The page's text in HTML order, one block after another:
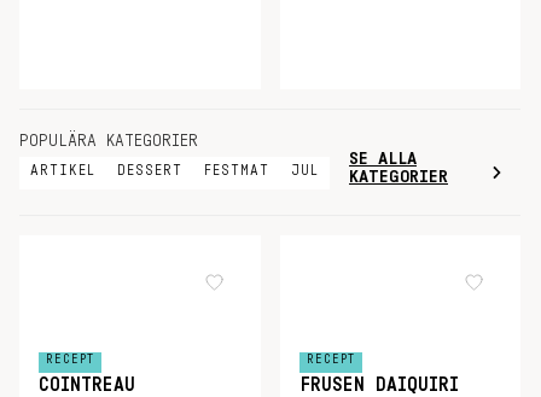
POPULÄRA KATEGORIER
ARTIKEL DESSERT FESTMAT JUL
SE ALLA
KATEGORIER
RECEPT
COINTREAU
RECEPT
FRUSEN DAIQUIRI